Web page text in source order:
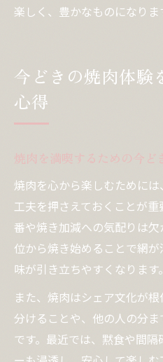
楽しく、豊かなものになりま
今どきの焼肉体験
心得
焼肉を満喫するための今ど
焼肉を心から楽しむために
工夫を押さえておくことが
番や焼き加減への気配りは
位から焼き始めることで網
味が引き立ちやすくなります。
また、焼肉はシェア文化が
分けることや、他の人の分
です。最近では、黙食や間